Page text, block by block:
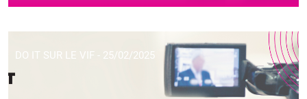
DO IT SUR LE VIF - 25/02/2025